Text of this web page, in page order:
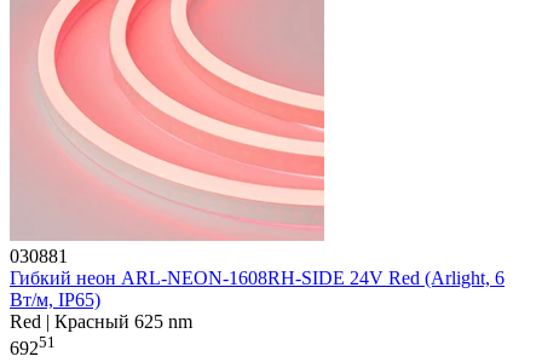
030881
Гибкий неон ARL-NEON-1608RH-SIDE 24V Red (Arlight, 6
Вт/м, IP65)
Red | Красный 625 nm
69251